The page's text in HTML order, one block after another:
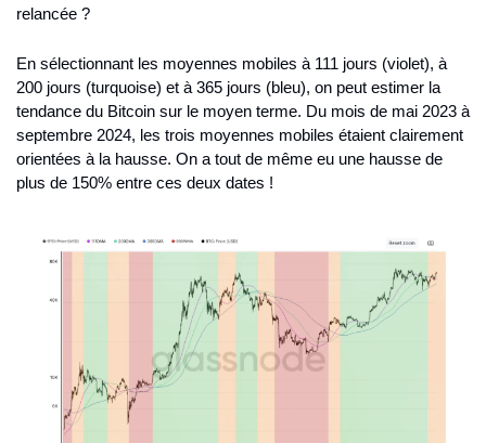
relancée ?
En sélectionnant les moyennes mobiles à 111 jours (violet), à
200 jours (turquoise) et à 365 jours (bleu), on peut estimer la
tendance du Bitcoin sur le moyen terme. Du mois de mai 2023 à
septembre 2024, les trois moyennes mobiles étaient clairement
orientées à la hausse. On a tout de même eu une hausse de
plus de 150% entre ces deux dates !